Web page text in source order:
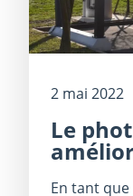
2 mai 2022
Le
En tant